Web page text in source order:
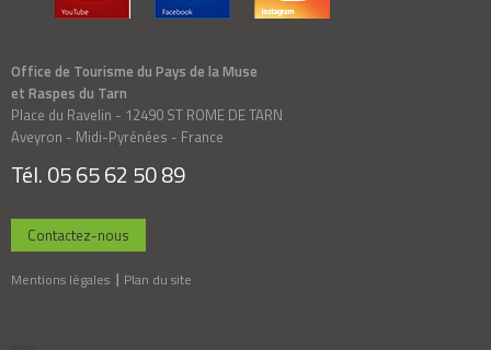
Office de Tourisme du Pays de la Muse
et Raspes du Tarn
Place du Ravelin - 12490 ST ROME DE TARN
Aveyron - Midi-Pyrénées - France
Tél. 05 65 62 50 89
Contactez-nous
Mentions légales Plan du site